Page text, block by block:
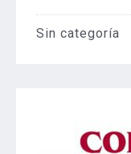
Sin categoría